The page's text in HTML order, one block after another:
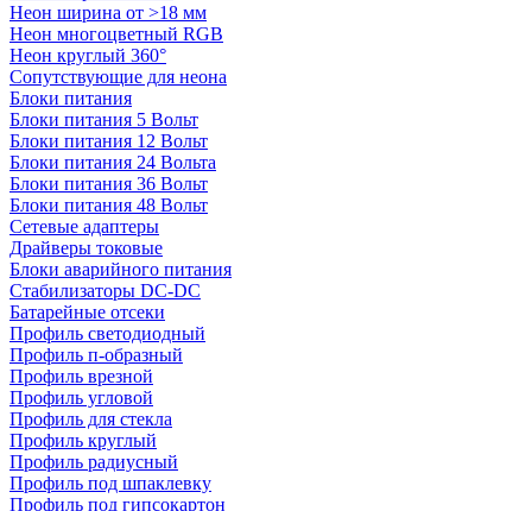
Неон ширина от >18 мм
Неон многоцветный RGB
Неон круглый 360°
Сопутствующие для неона
Блоки питания
Блоки питания 5 Вольт
Блоки питания 12 Вольт
Блоки питания 24 Вольта
Блоки питания 36 Вольт
Блоки питания 48 Вольт
Сетевые адаптеры
Драйверы токовые
Блоки аварийного питания
Стабилизаторы DC-DC
Батарейные отсеки
Профиль светодиодный
Профиль п-образный
Профиль врезной
Профиль угловой
Профиль для стекла
Профиль круглый
Профиль радиусный
Профиль под шпаклевку
Профиль под гипсокартон